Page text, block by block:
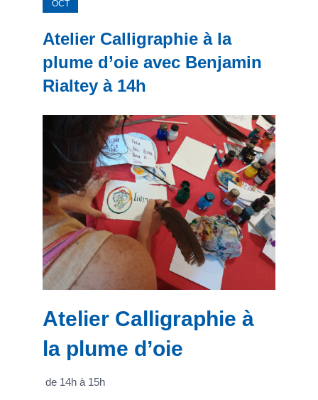
OCT
Atelier Calligraphie à la
plume d’oie avec Benjamin
Rialtey à 14h
Atelier Calligraphie à
la plume d’oie
de 14h à 15h